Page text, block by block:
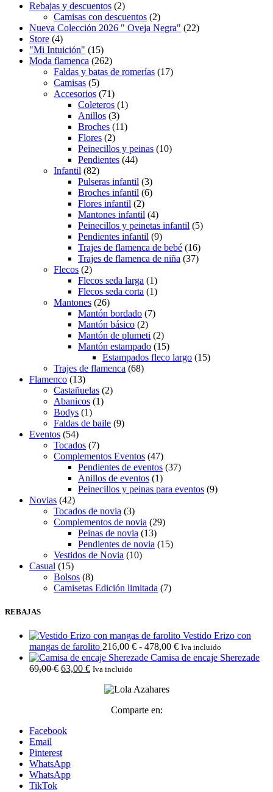
opciones
se
pueden
elegir
en
la
página
de
producto
Rebajas y descuentos (2)
Camisas con descuentos (2)
Nueva Colección 2026 " Oveja Negra" (22)
Store (4)
"Mi Intuición" (15)
Moda flamenca (262)
Faldas y batas de romerías (17)
Camisas (5)
Accesorios (71)
Coleteros (1)
Anillos (3)
Broches (11)
Flores (2)
Peinecillos y peinas (10)
Pendientes (44)
Infantil (82)
Pulseras infantil (3)
Broches infantil (6)
Flores infantil (2)
Mantones infantil (4)
Peinecillos y peinetas infantil (5)
Pendientes infantil (9)
Trajes de flamenca de bebé (16)
Trajes de flamenca de niña (37)
Flecos (2)
Flecos seda larga (1)
Flecos seda corta (1)
Mantones (26)
Mantón bordado (7)
Mantón básico (2)
Mantón de plumeti (2)
Mantón estampado (15)
Estampados fleco largo (15)
Trajes de flamenca (68)
Flamenco (13)
Castañuelas (2)
Abanicos (1)
Bodys (1)
Faldas de baile (9)
Eventos (54)
Tocados (7)
Complementos Eventos (47)
Pendientes de eventos (37)
Anillos de eventos (1)
Peinecillos y peinas para eventos (9)
Novias (42)
Tocados de novia (3)
Complementos de novia (29)
Peinas de novia (13)
Pendientes de novia (15)
Vestidos de Novia (10)
Casual (15)
Bolsos (8)
Camisetas Edición limitada (7)
REBAJAS
Vestido Erizo con
mangas de farolito 216,00 € - 478,00 €Rango
de
Iva incluido
Camisa de encaje Sherezade
69,00€ El
63,00 €El
actual
63,00 €.
Iva incluido
Comparte en:
Facebook
Email
Pinterest
WhatsApp
WhatsApp
TikTok